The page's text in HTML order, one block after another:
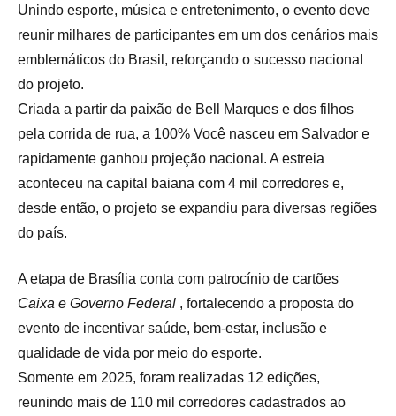
Unindo esporte, música e entretenimento, o evento deve
reunir milhares de participantes em um dos cenários mais
emblemáticos do Brasil, reforçando o sucesso nacional
do projeto.
Criada a partir da paixão de Bell Marques e dos filhos
pela corrida de rua, a 100% Você nasceu em Salvador e
rapidamente ganhou projeção nacional. A estreia
aconteceu na capital baiana com 4 mil corredores e,
desde então, o projeto se expandiu para diversas regiões
do país.
A etapa de Brasília conta com patrocínio de cartões
Caixa e Governo Federal , fortalecendo a proposta do
evento de incentivar saúde, bem-estar, inclusão e
qualidade de vida por meio do esporte.
Somente em 2025, foram realizadas 12 edições,
reunindo mais de 110 mil corredores cadastrados ao